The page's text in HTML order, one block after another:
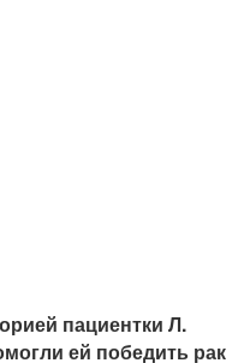
пациентки Л.
ей победить рак